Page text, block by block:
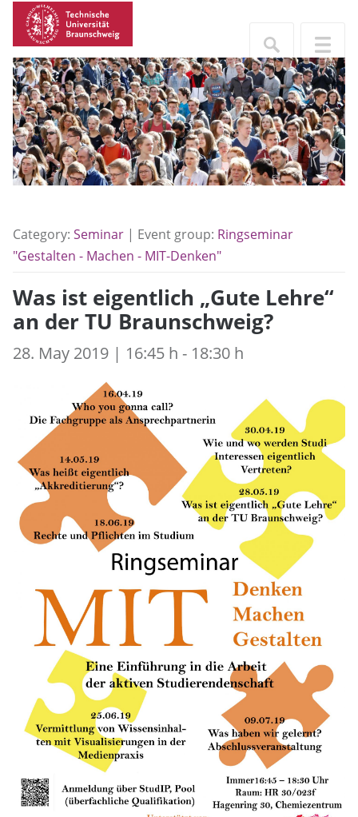
Category: Seminar | Event group: Ringseminar
"Gestalten - Machen - MIT-Denken"
Was ist eigentlich „Gute Lehre“
an der TU Braunschweig?
28. May 2019 | 16:45 h - 18:30 h